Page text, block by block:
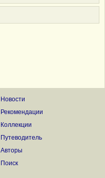
Новости
Рекомендации
Коллекции
Путеводитель
Авторы
Поиск